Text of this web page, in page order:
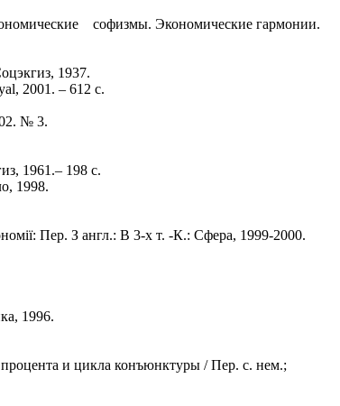
софизмы. Экономические гармонии.
1937.
2001. – 612 с.
№ 3.
1961.– 198 с.
1998.
Пер. З англ.: В 3-х т. -К.: Сфера, 1999-2000.
1996.
и цикла конъюнктуры / Пер. с. нем.;